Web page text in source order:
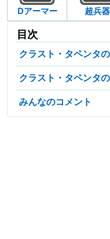
Dアーマー 超兵器
目次
クラスト・タペンタ
クラスト・タペンタ
みんなのコメント